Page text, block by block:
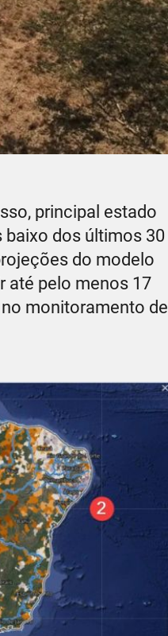
principal estado
baixo dos últimos 30
do modelo
até pelo menos 17
monitoramento de